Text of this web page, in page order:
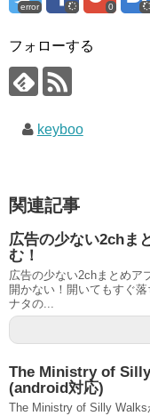
error 0
フォローする
keyboo
関連記事
広告の少ない2chま
む！
広告の少ない2chまとめア
開かない！開いてもすぐ
ナタの...
The Ministry of
(android対応)
The Ministry of Silly Walks